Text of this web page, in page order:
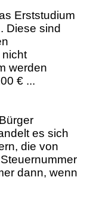
Erststudium
Diese sind
werden
€ ...
es sich
die von
dann, wenn